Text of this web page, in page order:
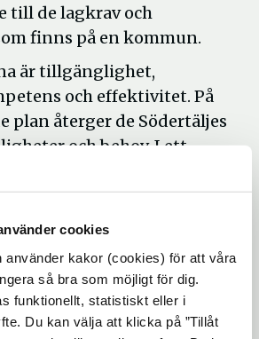
cookies
använder kakor (cookies) för att våra
så bra som möjligt för dig.
funktionellt, statistiskt eller i
Du kan välja att klicka på ”Tillåt
till de lagkrav och
finns på en kommun.
är tillgänglighet,
och effektivitet. På
plan återger de Södertäljes
och behov. I ett
de varandra. Konkret är
som stöd när vi i
utvecklar vår
delar.
strategin säger mer om